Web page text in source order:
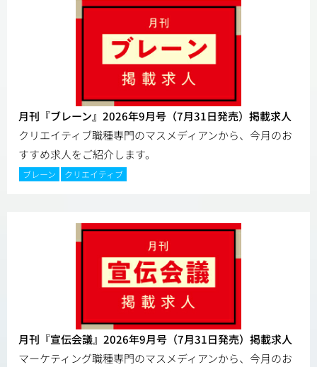
月刊『ブレーン』2026年9月号（7月31日発売）掲載求人
クリエイティブ職種専門のマスメディアンから、今月のお
すすめ求人をご紹介します。
ブレーン クリエイティブ
月刊『宣伝会議』2026年9月号（7月31日発売）掲載求人
マーケティング職種専門のマスメディアンから、今月のお